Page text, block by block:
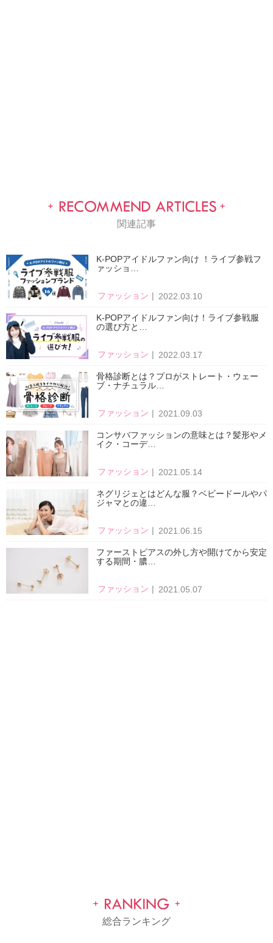
関連記事
K-POPアイドルファン向け ！ライブ参戦フ
ァッショ…
ファッション 2022.03.10
K-POPアイドルファン向け！ライブ参戦服
の選び方と…
ファッション 2022.03.17
骨格診断とは？プロがストレート・ウェー
ブ・ナチュラル…
ファッション 2021.09.03
コンサバファッションの意味とは？髪形やメ
イク・コーデ…
ファッション 2021.05.14
ネグリジェとはどんな服？ベビードールやパ
ジャマとの違…
ファッション 2021.06.15
ファーストピアスの外し方や開けてから安定
する期間・膿…
ファッション 2021.05.07
総合ランキング